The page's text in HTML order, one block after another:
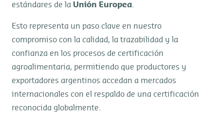
estándares de la Unión Europea
Esto representa un paso clave en nuestro
compromiso con la calidad, la trazabilidad y la
confianza en los procesos de certificación
agroalimentaria, permitiendo que productores y
exportadores argentinos accedan a mercados
internacionales con el respaldo de una certificación
reconocida globalmente.